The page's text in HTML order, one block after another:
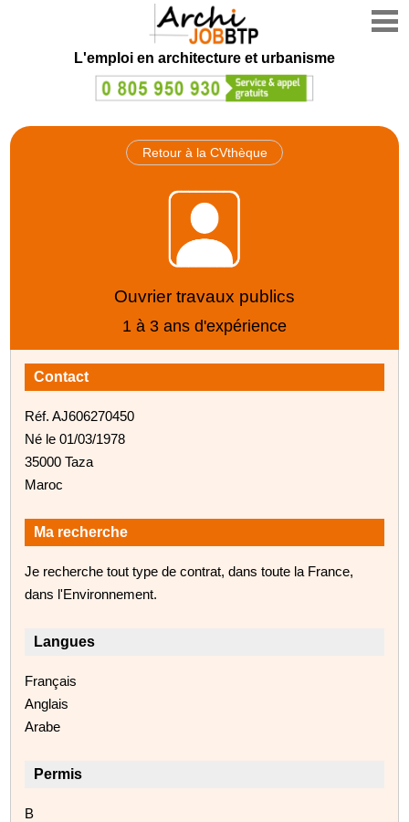
L'emploi en architecture et urbanisme
Retour à la CVthèque
Ouvrier travaux publics
1 à 3 ans d'expérience
Contact
Réf. AJ606270450
Né le 01/03/1978
35000 Taza
Maroc
Ma recherche
Je recherche tout type de contrat, dans toute la France,
dans l'Environnement.
Langues
Français
Anglais
Arabe
Permis
B